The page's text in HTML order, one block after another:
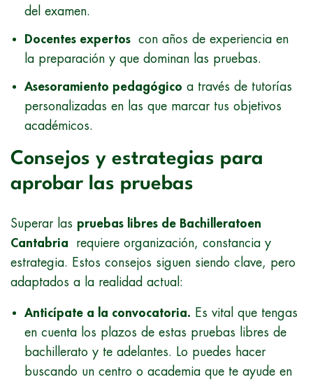
del examen.
Docentes expertos
con años de experiencia en
la preparación y que dominan las pruebas.
Asesoramiento pedagógico a través de tutorías
personalizadas en las que marcar tus objetivos
académicos.
Consejos y estrategias para
aprobar las pruebas
Superar las pruebas libres de Bachilleratoen
Cantabria
requiere organización, constancia y
estrategia. Estos consejos siguen siendo clave, pero
adaptados a la realidad actual:
Anticípate a la convocatoria. Es vital que tengas
en cuenta los plazos de estas pruebas libres de
bachillerato y te adelantes. Lo puedes hacer
buscando un centro o academia que te ayude en